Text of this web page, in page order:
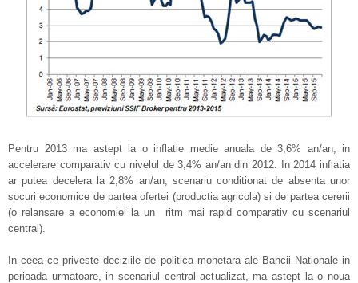
Pentru 2013 ma astept la o inflatie medie anuala de 3,6% an/an, in
accelerare comparativ cu nivelul de 3,4% an/an din 2012. In 2014 inflatia
ar putea decelera la 2,8% an/an, scenariu conditionat de absenta unor
socuri economice de partea ofertei (productia agricola) si de partea cererii
(o relansare a economiei la un ritm mai rapid comparativ cu scenariul
central).
In ceea ce priveste deciziile de politica monetara ale Bancii Nationale in
perioada urmatoare, in scenariul central actualizat, ma astept la o noua